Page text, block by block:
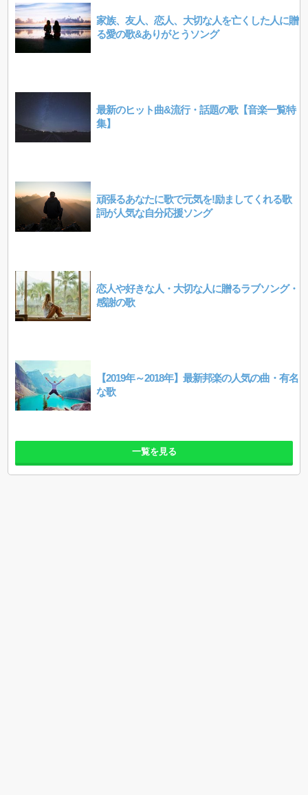
家族、友人、恋人、大切な人を亡くした人に贈
る愛の歌&ありがとうソング
最新のヒット曲&流行・話題の歌【音楽一覧特
集】
頑張るあなたに歌で元気を!励ましてくれる歌
詞が人気な自分応援ソング
恋人や好きな人・大切な人に贈るラブソング・
感謝の歌
【2019年～2018年】最新邦楽の人気の曲・有名
な歌
一覧を見る